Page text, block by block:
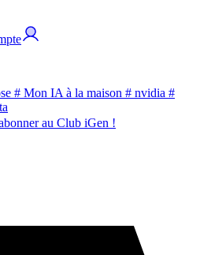
# Mon IA à la maison # nvidia #
au Club iGen !